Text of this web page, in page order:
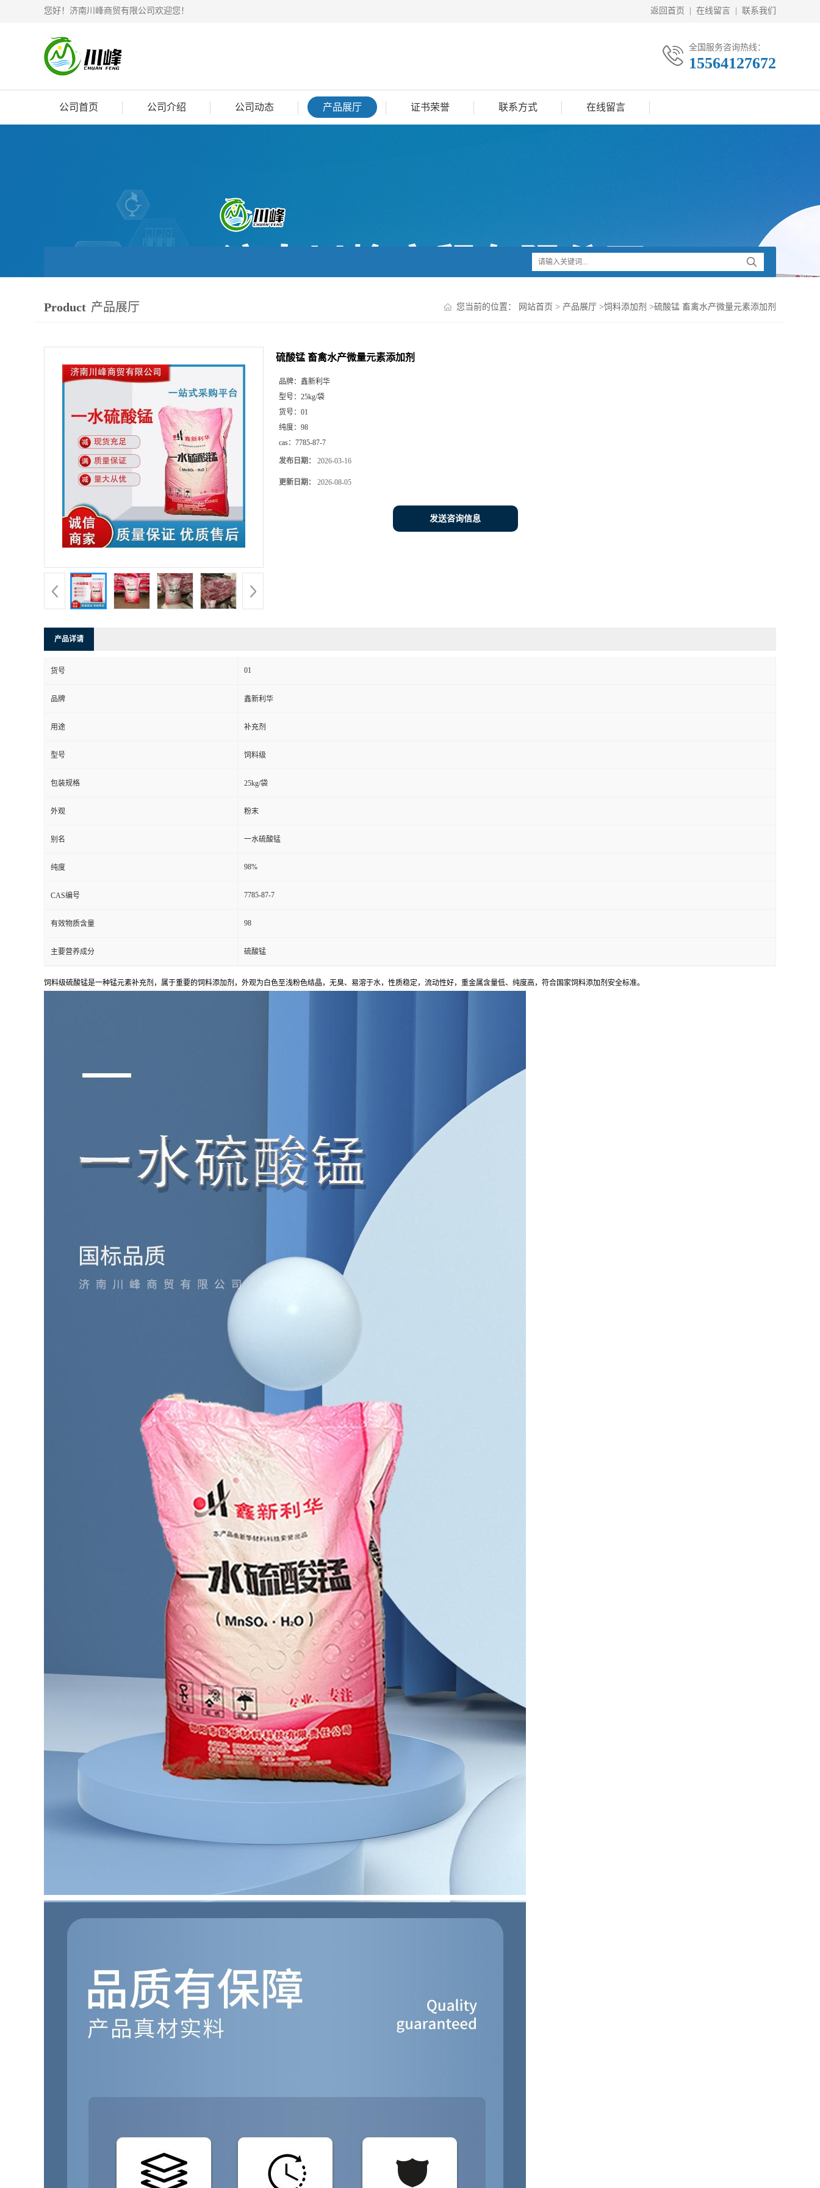
您好！济南川峰商贸有限公司欢迎您！ 返回首页 在线留言 联系我们
全国服务咨询热线：
15564127672
公司首页 公司介绍 公司动态 产品展厅 证书荣誉 联系方式 在线留言
Product 产品展厅 您当前的位置： 网站首页 > 产品展厅 >饲料添加剂 >硫酸锰 畜禽水产微量元素添加剂
硫酸锰 畜禽水产微量元素添加剂
品牌： 鑫新利华
型号： 25kg/袋
货号： 01
纯度： 98
cas： 7785-87-7
发布日期： 2026-03-16
更新日期： 2026-08-05
发送咨询信息
产品详请
货号 01
品牌 鑫新利华
用途 补充剂
型号 饲料级
包装规格 25kg/袋
外观 粉末
别名 一水硫酸锰
纯度 98%
CAS编号 7785-87-7
有效物质含量 98
主要营养成分 硫酸锰
饲料级硫酸锰是一种锰元素补充剂，属于重要的饲料添加剂，外观为白色至浅粉色结晶，无臭、易溶于水，性质稳定，流动性好，重金属含量低、纯度高，符合国家饲料添加剂安全标准。